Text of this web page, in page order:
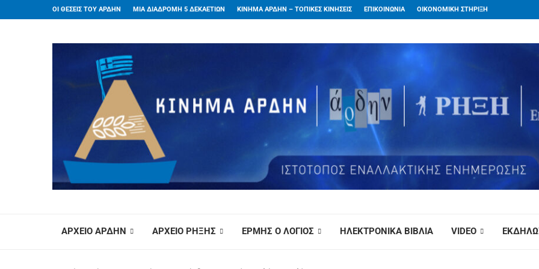
ΟΙ ΘΕΣΕΙΣ ΤΟΥ ΑΡΔΗΝ ΜΙΑ ΔΙΑΔΡΟΜΗ 5 ΔΕΚΑΕΤΙΩΝ ΚΙΝΗΜΑ ΑΡΔΗΝ – ΤΟΠΙΚΕΣ ΚΙΝΗΣΕΙΣ ΕΠΙΚΟΙΝΩΝΙΑ ΟΙΚΟΝΟΜΙΚΗ ΣΤΗΡΙΞΗ
ΑΡΧΕΙΟ ΑΡΔΗΝ ΑΡΧΕΙΟ ΡΗΞΗΣ ΕΡΜΗΣ Ο ΛΟΓΙΟΣ ΗΛΕΚΤΡΟΝΙΚΑ ΒΙΒΛΙΑ VIDEO